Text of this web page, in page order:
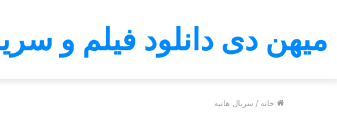
میهن دی دانلود فیلم و
خانه / سریال هانیه